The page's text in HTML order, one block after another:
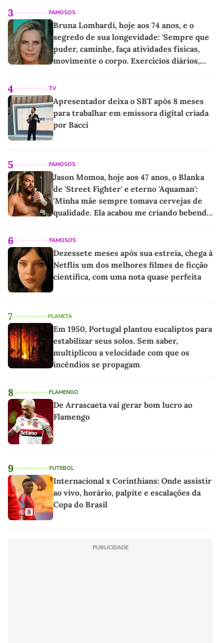
3 FAMOSOS
Bruna Lombardi, hoje aos 74 anos, e o
segredo de sua longevidade: 'Sempre que
puder, caminhe, faça atividades físicas,
movimente o corpo. Exercícios diários,
4 TV
Apresentador deixa o SBT após 8 meses
para trabalhar em emissora digital criada
por Bacci
5 FAMOSOS
Jason Momoa, hoje aos 47 anos, o Blanka
de 'Street Fighter' e eterno 'Aquaman':
'Minha mãe sempre tomava cervejas de
qualidade. Ela acabou me criando bebendo
6 FAMOSOS
Dezessete meses após sua estreia, chega à
Netflix um dos melhores filmes de ficção
científica, com uma nota quase perfeita
7 PLANETA
Em 1950, Portugal plantou eucaliptos para
estabilizar seus solos. Sem saber,
multiplicou a velocidade com que os
incêndios se propagam
8 FLAMENGO
De Arrascaeta vai gerar bom lucro ao
Flamengo
9 FUTEBOL
Internacional x Corinthians: Onde assistir
ao vivo, horário, palpite e escalações da
Copa do Brasil
PUBLICIDADE